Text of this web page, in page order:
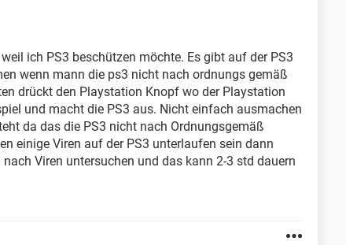
ich PS3 beschützen möchte. Es gibt auf der PS3
wenn mann die ps3 nicht nach ordnungs gemäß
drückt den Playstation Knopf wo der Playstation
und macht die PS3 aus. Nicht einfach ausmachen
da das die PS3 nicht nach Ordnungsgemäß
einige Viren auf der PS3 unterlaufen sein dann
Viren untersuchen und das kann 2-3 std dauern